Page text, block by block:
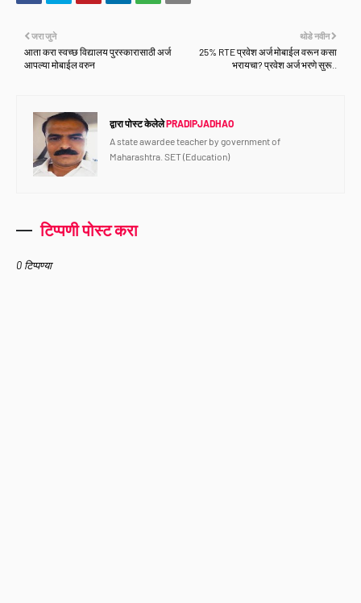
थोडे नवीन
25% RTE प्रवेश अर्ज मोबाईल वरून कसा
भरायचा? प्रवेश अर्ज भरणे सुरू..
जरा जुने
आता करा स्वच्छ विद्यालय पुरस्कारासाठी अर्ज
आपल्या मोबाईल वरुन
द्वारा पोस्ट केलेलेPRADIPJADHAO
A state awardee teacher by government of
Maharashtra. SET (Education)
टिप्पणी पोस्ट करा
0 टिप्पण्या